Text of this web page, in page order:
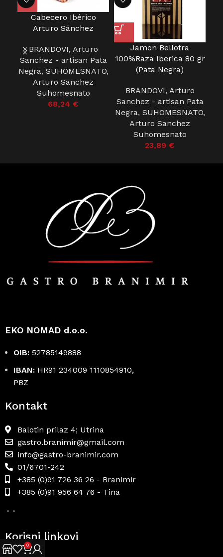
Cabecero Ibérico
Arturo Sánchez
BRANDOVI, Arturo
Sanchez - artisan Pata
Negra, SUHOMESNATO,
Arturo Sanchez
Suhomesnato
68,24 €
Jamon Bellotra
100%Raza Iberica 80 gr
(Pata Negra)
BRANDOVI, Arturo
Sanchez - artisan Pata
Negra, SUHOMESNATO,
Arturo Sanchez
Suhomesnato
23,89 €
EKO NOMAD d.o.o.
OIB: 52785149888
IBAN: HR91 234009 1110854910,
PBZ
Kontakt
Balotin prilaz 4; Utrina
gastro.branimir@gmail.com
info@gastro-branimir.com
01/6701-242
+385 (0)91 726 36 26 - Branimir
+385 (0)91 956 64 76 - Tina
Korisni linkovi
0